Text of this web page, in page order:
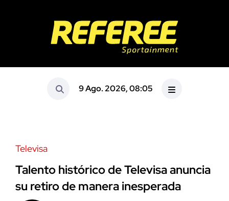
9 Ago. 2026, 08:05
Televisa
Talento histórico de Televisa anuncia
su retiro de manera inesperada